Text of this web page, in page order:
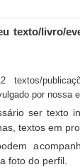
texto/livro/
textos/
por nossa
ser texto
textos em
foto do perfil.